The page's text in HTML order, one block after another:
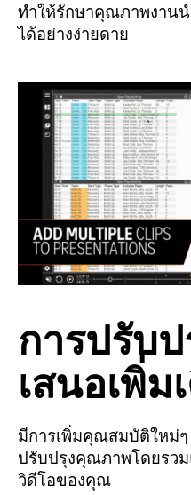
ทำให้รักษาคุณภาพงานน
ได้อย่างง่ายดาย
การปรับ
เสนอเพิ่ม
มีการเพิ่มคุณสมบัติใหม่ๆ
ปรับปรุงคุณภาพโดยรว
วิดีโอของคุณ